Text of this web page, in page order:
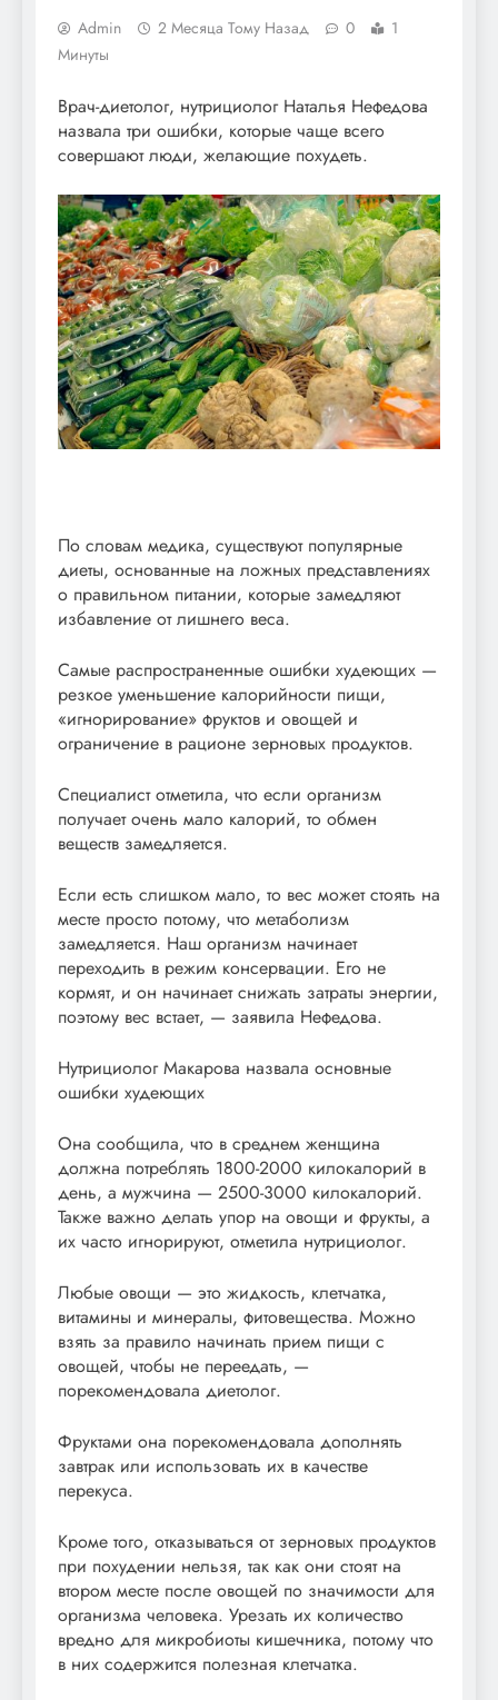
Admin 2 Месяца Тому Назад 0
1
Минуты
Врач-диетолог, нутрициолог Наталья Нефедова
назвала три ошибки, которые чаще всего
совершают люди, желающие похудеть.
По словам медика, существуют популярные
диеты, основанные на ложных представлениях
о правильном питании, которые замедляют
избавление от лишнего веса.
Самые распространенные ошибки худеющих —
резкое уменьшение калорийности пищи,
«игнорирование» фруктов и овощей и
ограничение в рационе зерновых продуктов.
Специалист отметила, что если организм
получает очень мало калорий, то обмен
веществ замедляется.
Если есть слишком мало, то вес может стоять на
месте просто потому, что метаболизм
замедляется. Наш организм начинает
переходить в режим консервации. Его не
кормят, и он начинает снижать затраты энергии,
поэтому вес встает, — заявила Нефедова.
Нутрициолог Макарова назвала основные
ошибки худеющих
Она сообщила, что в среднем женщина
должна потреблять 1800-2000 килокалорий в
день, а мужчина — 2500-3000 килокалорий.
Также важно делать упор на овощи и фрукты, а
их часто игнорируют, отметила нутрициолог.
Любые овощи — это жидкость, клетчатка,
витамины и минералы, фитовещества. Можно
взять за правило начинать прием пищи с
овощей, чтобы не переедать, —
порекомендовала диетолог.
Фруктами она порекомендовала дополнять
завтрак или использовать их в качестве
перекуса.
Кроме того, отказываться от зерновых продуктов
при похудении нельзя, так как они стоят на
втором месте после овощей по значимости для
организма человека. Урезать их количество
вредно для микробиоты кишечника, потому что
в них содержится полезная клетчатка.